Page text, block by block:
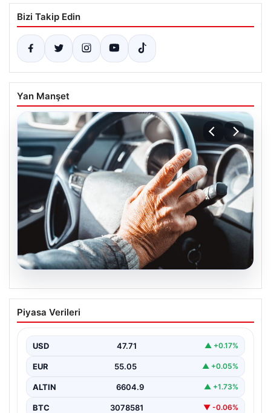
Bizi Takip Edin
Yan Manşet
Emekliye ÖTV’siz araç verilecek mi,
yasa çıkacak mı? Milyonlarca emekli
Piyasa Verileri
USD 47.71 ▲ +0.17%
EUR 55.05 ▲ +0.05%
ALTIN 6604.9 ▲ +1.73%
BTC 3078581 ▼ -0.06%